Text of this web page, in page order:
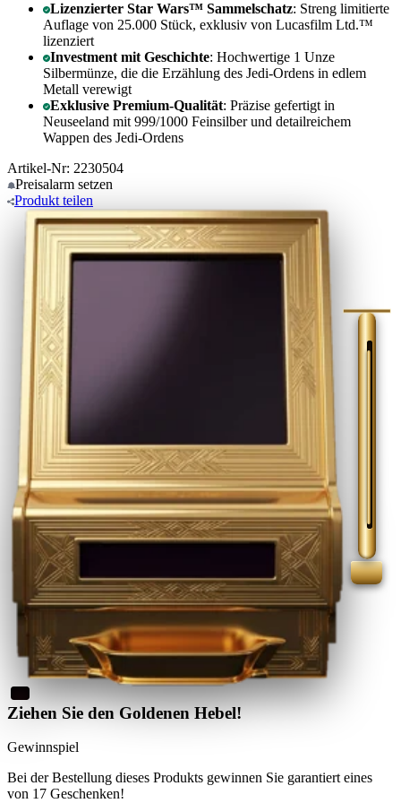
Lizenzierter Star Wars™ Sammelschatz: Streng limitierte
Auflage von 25.000 Stück, exklusiv von Lucasfilm Ltd.™
lizenziert
Investment mit Geschichte: Hochwertige 1 Unze
Silbermünze, die die Erzählung des Jedi-Ordens in edlem
Metall verewigt
Exklusive Premium-Qualität: Präzise gefertigt in
Neuseeland mit 999/1000 Feinsilber und detailreichem
Wappen des Jedi-Ordens
Artikel-Nr: 2230504
Preisalarm setzen
Produkt teilen
Ziehen Sie den Goldenen Hebel!
Gewinnspiel
Bei der Bestellung dieses Produkts gewinnen Sie garantiert eines
von 17 Geschenken!